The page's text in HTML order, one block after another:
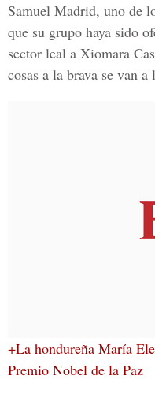
Samuel Madrid, uno de
que su grupo haya sido
sector leal a Xiomara
cosas a la brava se van a
+La hondureña María
Premio Nobel de la Paz